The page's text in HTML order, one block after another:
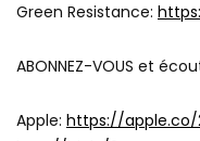
Green Resistance:
ABONNEZ-VOUS et
Apple: https://apple.co/